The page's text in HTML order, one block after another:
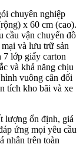
chuyên nghiệp
x 60 cm (cao).
cầu vận chuyển đồ
và lưu trữ sản
lớp giấy carton
và khả năng chịu
vuông cân đối
tích kho bãi và xe
lượng ổn định, giá
ứng mọi yêu cầu
nhân trên toàn